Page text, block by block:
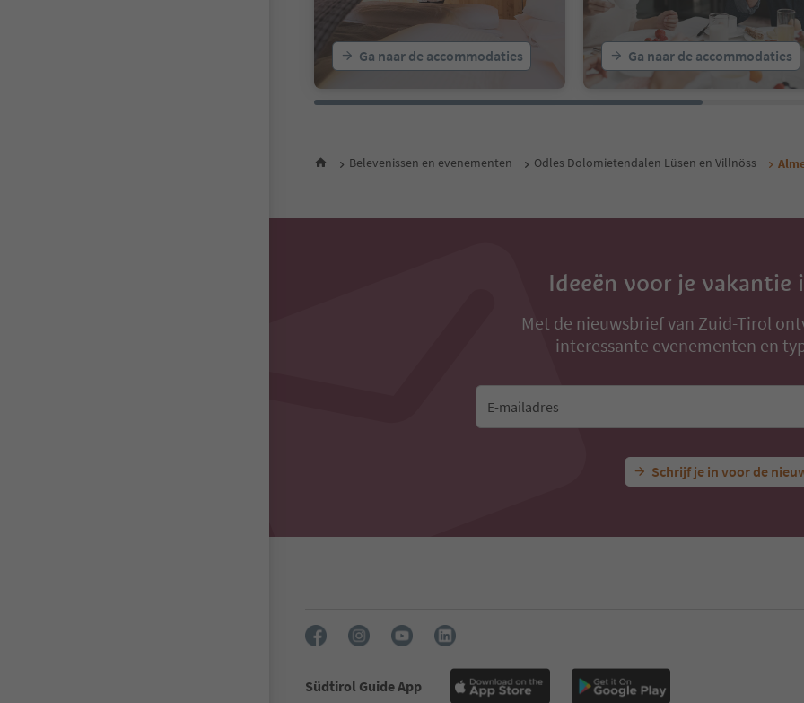
Ga naar de accommodaties Ga naar de accommodaties
Belevenissen en evenementen Odles Dolomietendalen Lüsen en Villnöss
Ideeën voor je vakantie
Met de nieuwsbrief van Zuid-Tirol
interessante evenementen en
E-mailadres
Schrijf je in voor de
Südtirol Guide App